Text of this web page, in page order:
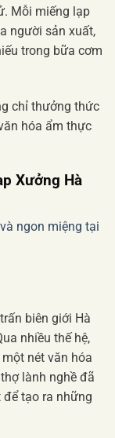
Mỗi miếng lạp
người sản xuất,
trong bữa cơm
chỉ thưởng thức
hóa ẩm thực
Xưởng Hà
ngon miệng tại
biên giới Hà
nhiều thế hệ,
nét văn hóa
lành nghề đã
tạo ra những